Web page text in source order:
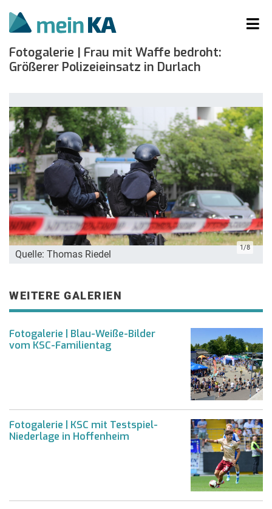
Fotogalerie | Frau mit Waffe bedroht:
Größerer Polizeieinsatz in Durlach
Quelle: Thomas Riedel
1/8
WEITERE GALERIEN
Fotogalerie | Blau-Weiße-Bilder
vom KSC-Familientag
Fotogalerie | KSC mit Testspiel-
Niederlage in Hoffenheim